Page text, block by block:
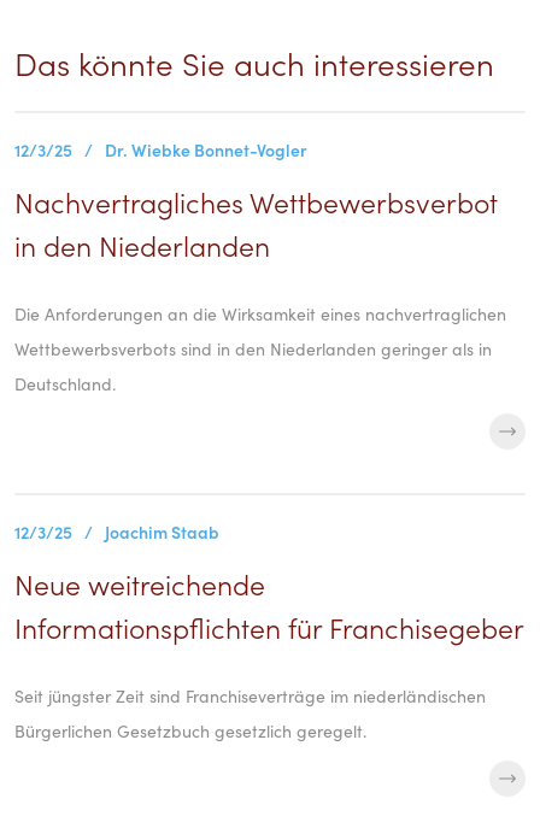
Das könnte Sie auch interessieren
12/3/25 / Dr. Wiebke Bonnet-Vogler
Nachvertragliches Wettbewerbsverbot
in den Niederlanden
Die Anforderungen an die Wirksamkeit eines nachvertraglichen
Wettbewerbsverbots sind in den Niederlanden geringer als in
Deutschland.
12/3/25 / Joachim Staab
Neue weitreichende
Informationspflichten für Franchisegeber
Seit jüngster Zeit sind Franchiseverträge im niederländischen
Bürgerlichen Gesetzbuch gesetzlich geregelt.